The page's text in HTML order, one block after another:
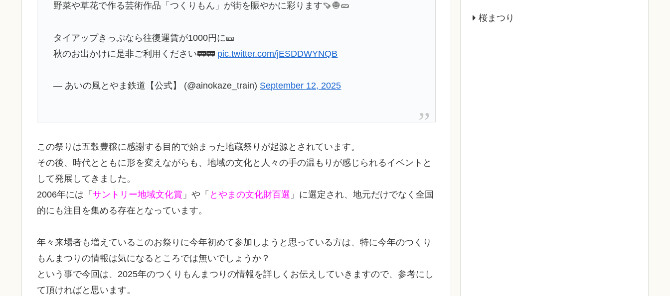
野菜や草花で作る芸術作品「つくりもん」が街を賑やかに彩ります🍠🧅🥒
タイアップきっぷなら往復運賃が1000円に🎫
秋のお出かけに是非ご利用ください🚃🚃 pic.twitter.com/jESDDWYNQB
— あいの風とやま鉄道【公式】 (@ainokaze_train) September 12, 2025
この祭りは五穀豊穣に感謝する目的で始まった地蔵祭りが起源とされています。
その後、時代とともに形を変えながらも、地域の文化と人々の手の温もりが感じられるイベントと
して発展してきました。
2006年には「 サントリー地域文化賞 」や「 とやまの文化財百選 」に選定され、地元だけでなく全国
的にも注目を集める存在となっています。
年々来場者も増えているこのお祭りに今年初めて参加しようと思っている方は、特に今年のつくり
もんまつりの情報は気になるところでは無いでしょうか？
という事で今回は、2025年のつくりもんまつりの情報を詳しくお伝えしていきますので、参考にし
て頂ければと思います。
桜まつり